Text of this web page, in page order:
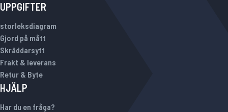
UPPGIFTER
storleksdiagram
Gjord på mått
Skräddarsytt
Frakt & leverans
Retur & Byte
HJÄLP
Har du en fråga?